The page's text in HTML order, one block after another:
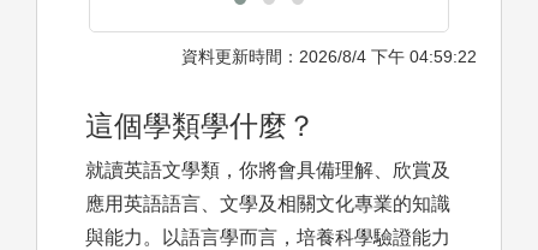
資料更新時間：2026/8/4 下午 04:59:22
這個學類學什麼？
就讀英語文學類，你將會具備理解、欣賞及
應用英語語言、文學及相關文化專業的知識
與能力。以語言學而言，培養科學驗證能力